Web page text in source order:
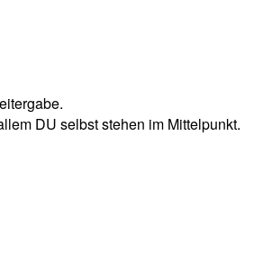
DU selbst stehen im Mittelpunkt.